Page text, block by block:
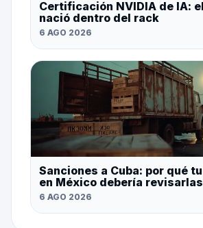
Certificación NVIDIA de IA:
nació dentro del rack
6 AGO 2026
Sanciones a Cuba: por qué
en México debería revisarlas
6 AGO 2026